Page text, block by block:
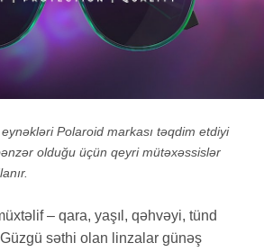
eynəkləri Polaroid markası təqdim etdiyi
olduğu üçün qeyri mütəxəssislər
– qara, yaşıl, qəhvəyi, tünd
səthi olan linzalar günəş